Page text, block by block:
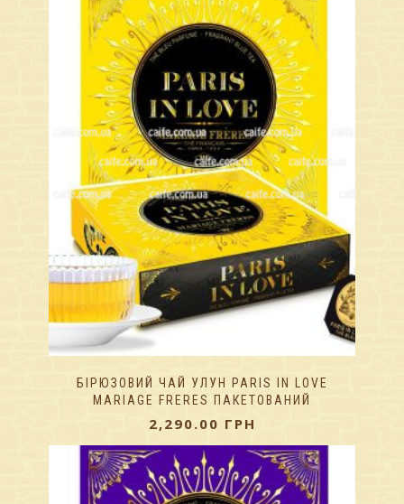
БІРЮЗОВИЙ ЧАЙ УЛУН PARIS IN LOVE
MARIAGE FRERES ПАКЕТОВАНИЙ
2,290.00 ГРН